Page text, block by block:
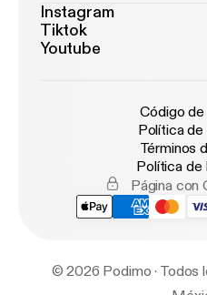
Instagram
Tiktok
Youtube
Código
Política
Términos
Política de
Página con
© 2026 Podimo · Todos